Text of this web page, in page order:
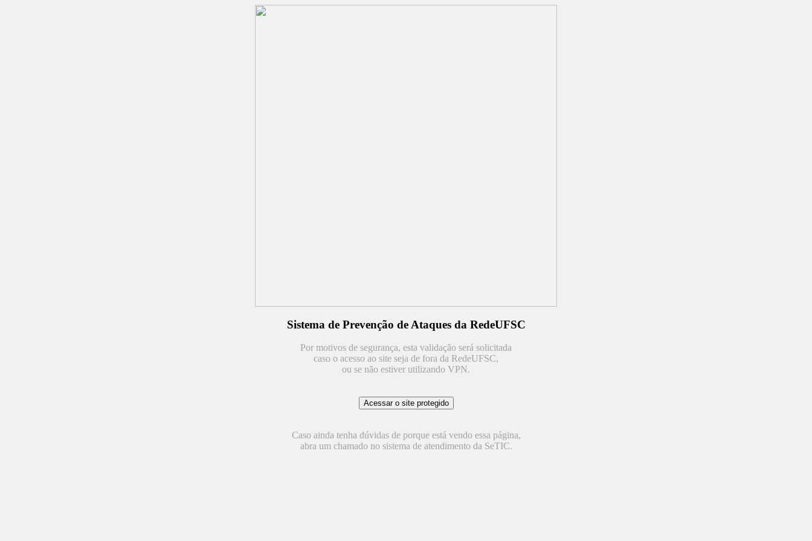
Sistema de Prevenção de Ataques da RedeUFSC
Por motivos de segurança, esta validação será solicitada
caso o acesso ao site seja de fora da RedeUFSC,
ou se não estiver utilizando VPN.
Caso ainda tenha dúvidas de porque está vendo essa página,
abra um chamado no sistema de atendimento da SeTIC.